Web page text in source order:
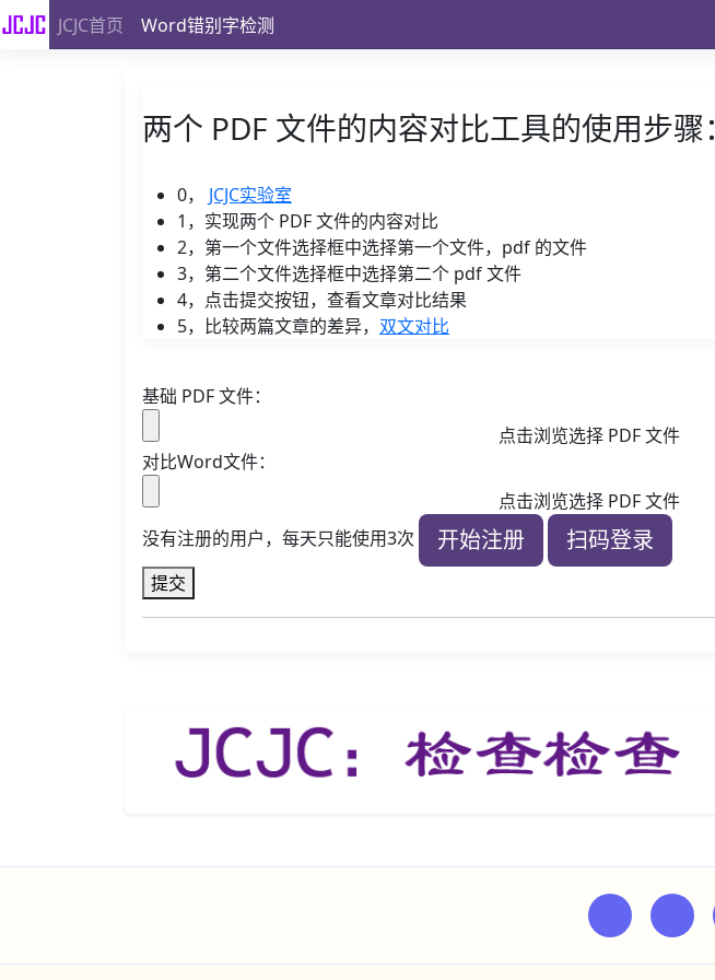
JCJC首页 Word错别字检测
两个 PDF 文件的内容对比工具的使用步骤：
0， JCJC实验室
1，实现两个 PDF 文件的内容对比
2，第一个文件选择框中选择第一个文件，pdf 的文件
3，第二个文件选择框中选择第二个 pdf 文件
4，点击提交按钮，查看文章对比结果
5，比较两篇文章的差异， 双文对比
基础 PDF 文件：
点击浏览选择 PDF 文件
对比Word文件：
点击浏览选择 PDF 文件
没有注册的用户，每天只能使用3次
开始注册 扫码登录
提交